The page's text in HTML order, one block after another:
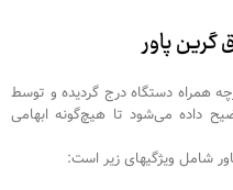
گرین پاور
همراه دستگاه درج گردیده و توسط
داده می‌شود تا هیچ‌گونه ابهامی